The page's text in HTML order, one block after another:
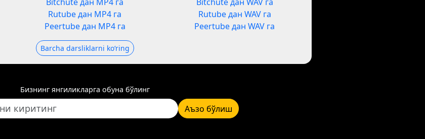
Rutube дан MP4 га
Peertube дан MP4 га
Rutube дан WAV га
Peertube дан WAV га
Barcha darsliklarni koʻring
Бизнинг янгиликларга обуна бўлинг
Аъзо бўлиш